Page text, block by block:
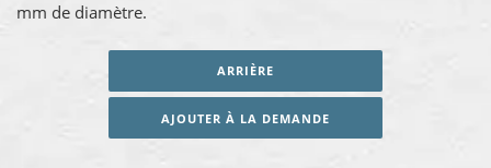
mm de diamètre.
ARRIÈRE
AJOUTER À LA DEMANDE